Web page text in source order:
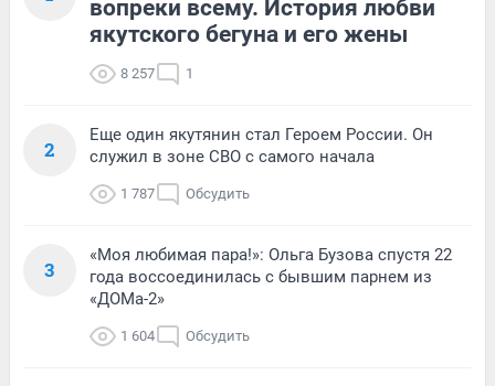
вопреки всему. История любви
якутского бегуна и его жены
8 257 1
2
Еще один якутянин стал Героем России. Он
служил в зоне СВО с самого начала
1 787 Обсудить
3
«Моя любимая пара!»: Ольга Бузова спустя 22
года воссоединилась с бывшим парнем из
«ДОМа-2»
1 604 Обсудить